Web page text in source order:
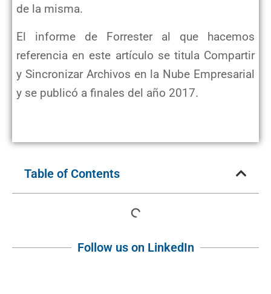
de la misma.
El informe de Forrester al que hacemos
referencia en este artículo se titula Compartir
y Sincronizar Archivos en la Nube Empresarial
y se publicó a finales del año 2017.
Table of Contents
Follow us on LinkedIn